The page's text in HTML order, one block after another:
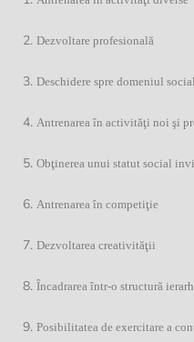
Dezvoltare profesională
Deschidere spre domeniul
Antrenarea în activităţi noi şi
Obţinerea unui statut social
Antrenarea în competiţie
Dezvoltarea creativităţii
Încadrarea într-o structură
Posibilitatea de exercitare a